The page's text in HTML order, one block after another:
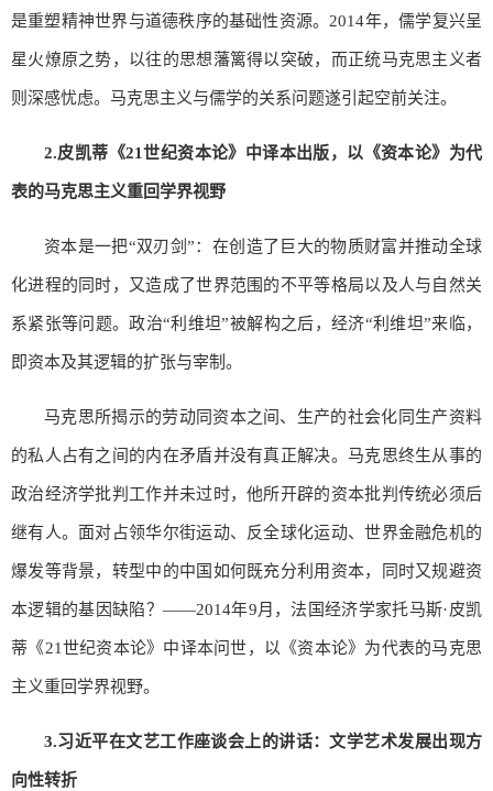
是重塑精神世界与道德秩序的基础性资源。2014年，儒学复兴呈
星火燎原之势，以往的思想藩篱得以突破，而正统马克思主义者
则深感忧虑。马克思主义与儒学的关系问题遂引起空前关注。
2.皮凯蒂《21世纪资本论》中译本出版，以《资本论》为代
表的马克思主义重回学界视野
资本是一把“双刃剑”：在创造了巨大的物质财富并推动全球
化进程的同时，又造成了世界范围的不平等格局以及人与自然关
系紧张等问题。政治“利维坦”被解构之后，经济“利维坦”来临，
即资本及其逻辑的扩张与宰制。
马克思所揭示的劳动同资本之间、生产的社会化同生产资料
的私人占有之间的内在矛盾并没有真正解决。马克思终生从事的
政治经济学批判工作并未过时，他所开辟的资本批判传统必须后
继有人。面对占领华尔街运动、反全球化运动、世界金融危机的
爆发等背景，转型中的中国如何既充分利用资本，同时又规避资
本逻辑的基因缺陷？——2014年9月，法国经济学家托马斯·皮凯
蒂《21世纪资本论》中译本问世，以《资本论》为代表的马克思
主义重回学界视野。
3.习近平在文艺工作座谈会上的讲话：文学艺术发展出现方
向性转折